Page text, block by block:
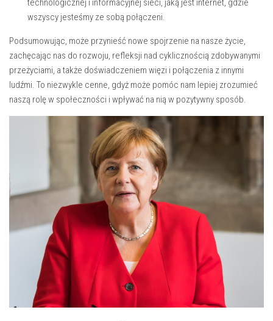
wszyscy jesteśmy⁤ ze ⁢sobą ‍połączeni.
Podsumowując, ‌może ​przynieść nowe spojrzenie na‍ nasze‍ życie,
‍zachęcając nas⁢ do rozwoju, refleksji‍ nad cyklicznością‌ zdobywanymi‌
przeżyciami, a ‍także doświadczeniem ⁤więzi i połączenia z ​innymi
ludźmi. To niezwykle cenne, gdyż może pomóc nam‍ lepiej ⁣zrozumieć
naszą ‌rolę w społeczności i wpływać​ na nią‍ w​ pozytywny sposób.